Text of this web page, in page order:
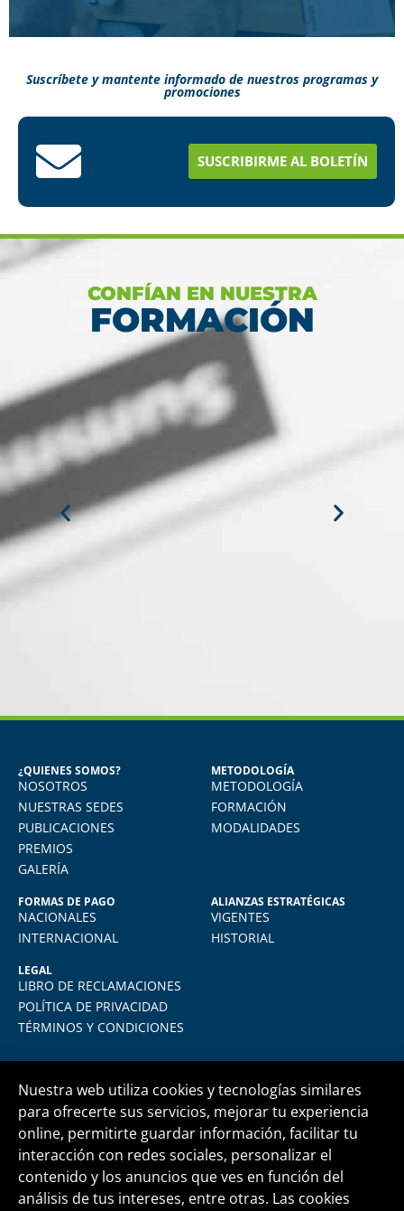
estudios en menos tiempo
Suscríbete y mantente informado de nuestros programas y
promociones
SUSCRIBIRME AL BOLETÍN
CONFÍAN EN NUESTRA
FORMACIÓN
GÓNGORA
Vivo en Arequipa y llevé el diploma con
total comodidad desde mi casa. La
plataforma virtual de FIDE es muy intuitiva
y muy amigable. La enseñanza virtual es
¿QUIENES SOMOS?
NOSOTROS
NUESTRAS SEDES
PUBLICACIONES
PREMIOS
GALERÍA
METODOLOGÍA
METODOLOGÍA
FORMACIÓN
MODALIDADES
FORMAS DE PAGO
NACIONALES
INTERNACIONAL
ALIANZAS ESTRATÉGICAS
VIGENTES
HISTORIAL
LEGAL
LIBRO DE RECLAMACIONES
POLÍTICA DE PRIVACIDAD
TÉRMINOS Y CONDICIONES
Central telefónica+51 1 500 6133
Nuestra web utiliza cookies y tecnologías similares
para ofrecerte sus servicios, mejorar tu experiencia
online, permitirte guardar información, facilitar tu
interacción con redes sociales, personalizar el
contenido y los anuncios que ves en función del
análisis de tus intereses, entre otras. Las cookies